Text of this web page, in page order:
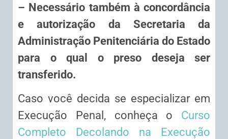
– Necessário também à concordância
e autorização da Secretaria da
Administração Penitenciária do Estado
para o qual o preso deseja ser
transferido.
Caso você decida se especializar em
Execução Penal, conheça o Curso
Completo Decolando na Execução